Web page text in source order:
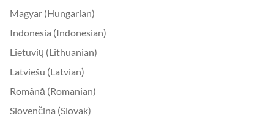
Magyar (Hungarian)
Indonesia (Indonesian)
Lietuvių (Lithuanian)
Latviešu (Latvian)
Română (Romanian)
Slovenčina (Slovak)